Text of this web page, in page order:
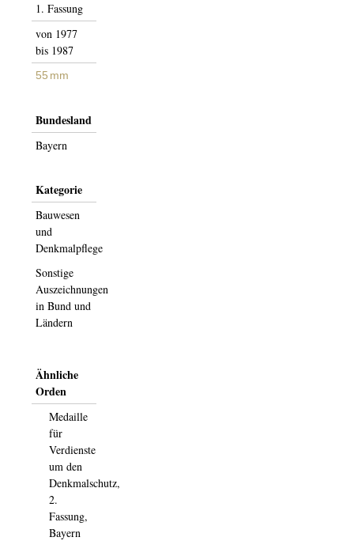
1. Fas­­sung
von 1977
bis 1987
55 mm
Bundesland
Bayern
Kategorie
Bauwesen
und
Denkmalpflege
Sonstige
Auszeichnungen
in Bund und
Ländern
Ähnliche
Orden
Medaille
für
Verdienste
um den
Denkmalschutz,
2.
Fassung,
Bayern